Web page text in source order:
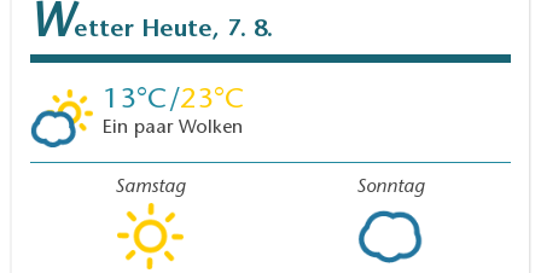
Wetter Heute, 7. 8.
13 23
Ein paar Wolken
Samstag Sonntag